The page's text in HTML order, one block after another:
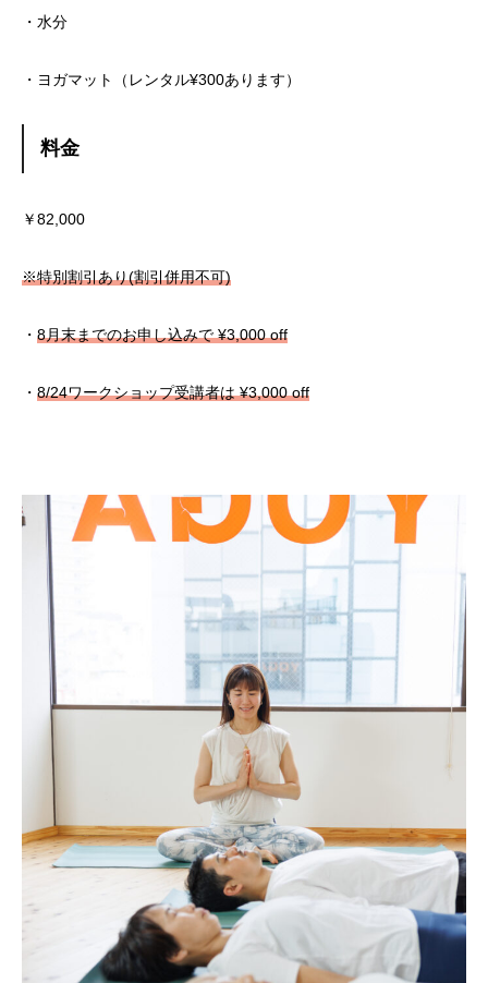
・水分
・ヨガマット（レンタル¥300あります）
料金
￥82,000
※特別割引あり(割引併用不可)
・ 8月末までのお申し込みで ¥3,000 off
・ 8/24ワークショップ受講者は ¥3,000 off